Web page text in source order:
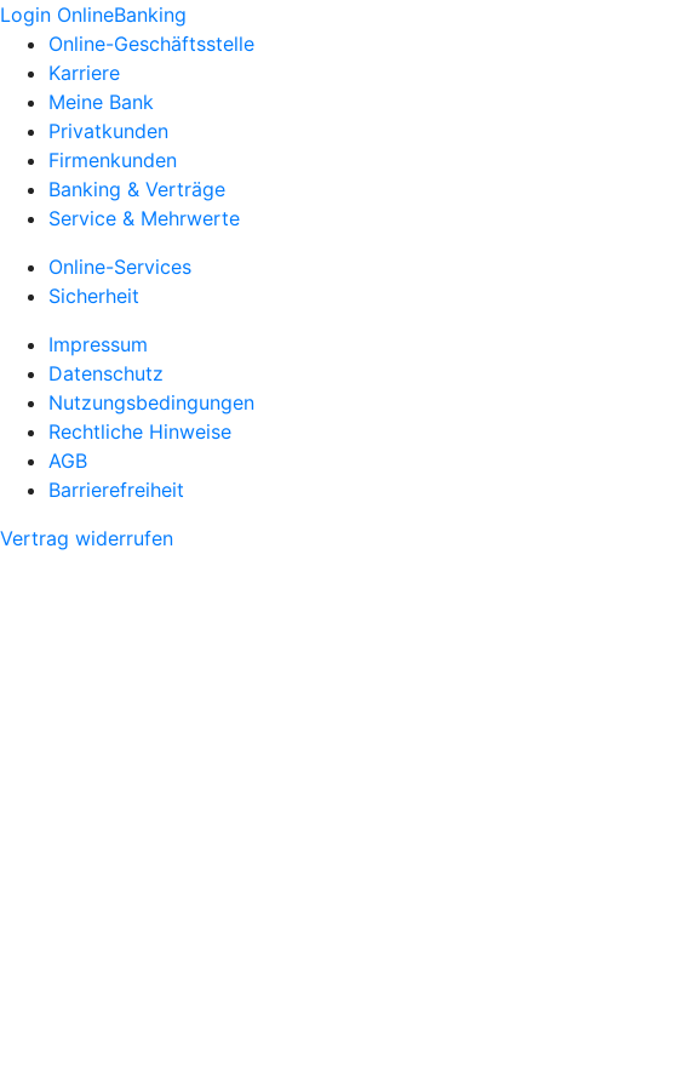
Login OnlineBanking
Online-Geschäftsstelle
Karriere
Meine Bank
Privatkunden
Firmenkunden
Banking & Verträge
Service & Mehrwerte
Online-Services
Sicherheit
Impressum
Datenschutz
Nutzungsbedingungen
Rechtliche Hinweise
AGB
Barrierefreiheit
Vertrag widerrufen